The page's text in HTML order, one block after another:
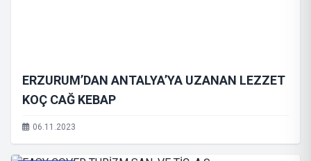
ERZURUM’DAN ANTALYA’YA UZANAN LEZZET
KOÇ CAĞ KEBAP
06.11.2023